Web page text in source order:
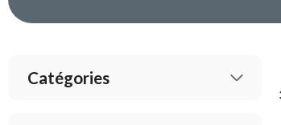
Catégories